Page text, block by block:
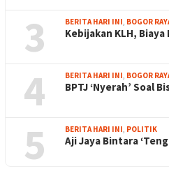
3 BERITA HARI INI BOGOR
Kebijakan KLH,
4 BERITA HARI INI BOGOR
BPTJ ‘Nyerah’ Soal
5 BERITA HARI INI POLITIK
Aji Jaya Bintara